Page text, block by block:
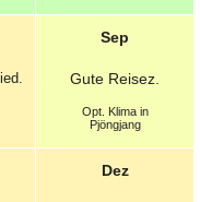
Sep
Gute Reisez.
Opt.
Klima in
Pjöngjang
Dez